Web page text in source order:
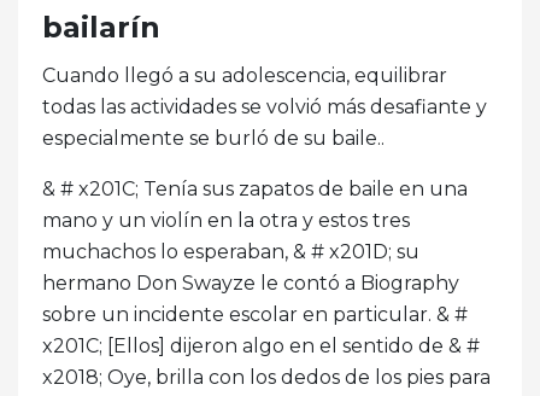
bailarín
Cuando llegó a su adolescencia, equilibrar
todas las actividades se volvió más desafiante y
especialmente se burló de su baile..
& # x201C; Tenía sus zapatos de baile en una
mano y un violín en la otra y estos tres
muchachos lo esperaban, & # x201D; su
hermano Don Swayze le contó a Biography
sobre un incidente escolar en particular. & #
x201C; [Ellos] dijeron algo en el sentido de & #
x2018; Oye, brilla con los dedos de los pies para